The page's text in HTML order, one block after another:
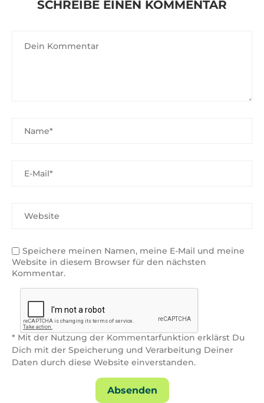
SCHREIBE EINEN KOMMENTAR
Speichere meinen Namen, meine E-Mail und meine
Website in diesem Browser für den nächsten
Kommentar.
* Mit der Nutzung der Kommentarfunktion erklärst Du
Dich mit der Speicherung und Verarbeitung Deiner
Daten durch diese Website einverstanden.